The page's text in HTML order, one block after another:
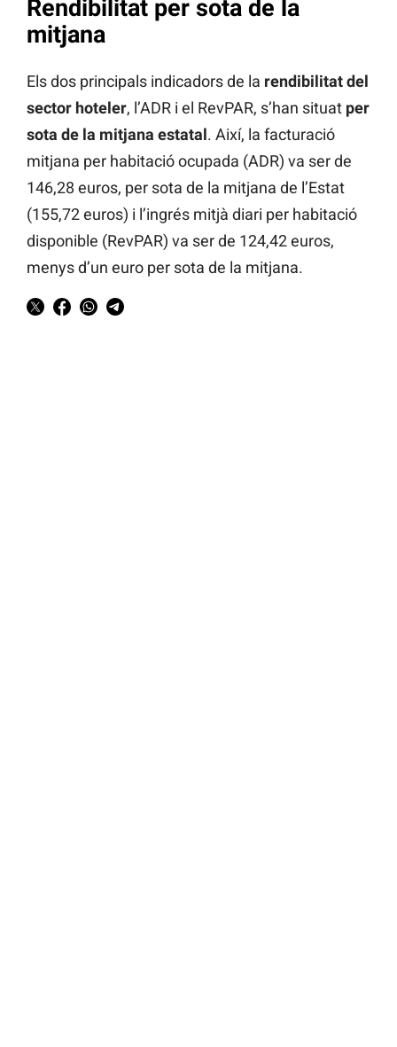
Rendibilitat per sota de la
mitjana
Els dos principals indicadors de la rendibilitat del
sector hoteler, l’ADR i el RevPAR, s’han situat per
sota de la mitjana estatal. Així, la facturació
mitjana per habitació ocupada (ADR) va ser de
146,28 euros, per sota de la mitjana de l’Estat
(155,72 euros) i l’ingrés mitjà diari per habitació
disponible (RevPAR) va ser de 124,42 euros,
menys d’un euro per sota de la mitjana.